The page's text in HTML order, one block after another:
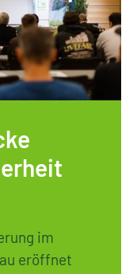
im
eröffnet